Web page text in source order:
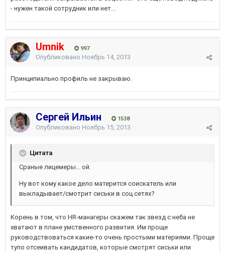
- нужен такой сотрудник или нет...
Umnik 997
Опубликовано Ноябрь 14, 2013
Принципиально профиль не закрываю.
Сергей Ильин 1538
Опубликовано Ноябрь 15, 2013
Цитата
Сраные лицемеры... ой.
Ну вот кому какое дело матерится соискатель или
выкладывает/смотрит сиськи в соц.сетях?
Корень в том, что HR-манагеры скажем так звезд с неба не
хватают в плане умственного развития. Им проще
руководствоваться какие-то очень простыми материями. Проще
тупо отсеивать кандидатов, которые смотрят сиськи или